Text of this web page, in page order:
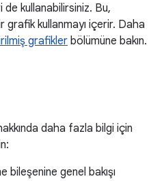
kullanabilirsiniz. Bu,
kullanmayı içerir. Daha
grafikler bölümüne bakın.
daha fazla bilgi için
bileşenine genel bakışı